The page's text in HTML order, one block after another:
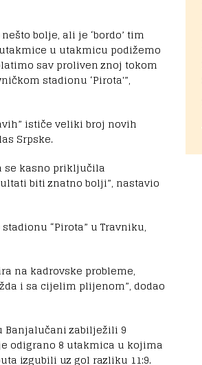
bolje, ali je ‘bordo’ tim
u utakmicu podižemo
sav proliven znoj tokom
stadionu ‘Pirota'”,
ističe veliki broj novih
Srpske.
se kasno priključila
biti znatno bolji”, nastavio
“Pirota” u Travniku,
na kadrovske probleme,
i sa cijelim plijenom”, dodao
Banjalučani zabilježili 9
odigrano 8 utakmica u kojima
izgubili uz gol razliku 11:9.